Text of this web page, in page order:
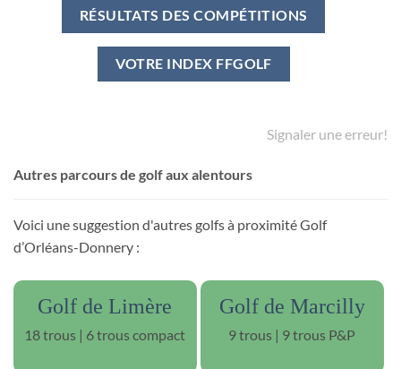
RÉSULTATS DES COMPÉTITIONS
VOTRE INDEX FFGOLF
Signaler une erreur!
Autres parcours de golf aux alentours
Voici une suggestion d'autres golfs à proximité Golf
d’Orléans-Donnery :
Golf de Limère
18 trous | 6 trous compact
Golf de Marcilly
9 trous | 9 trous P&P